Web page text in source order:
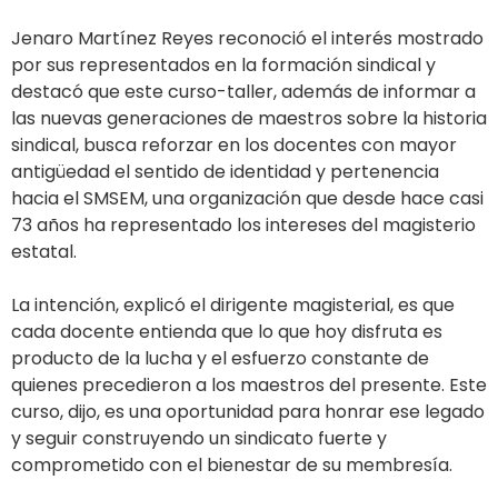
Jenaro Martínez Reyes reconoció el interés mostrado
por sus representados en la formación sindical y
destacó que este curso-taller, además de informar a
las nuevas generaciones de maestros sobre la historia
sindical, busca reforzar en los docentes con mayor
antigüedad el sentido de identidad y pertenencia
hacia el SMSEM, una organización que desde hace casi
73 años ha representado los intereses del magisterio
estatal.
La intención, explicó el dirigente magisterial, es que
cada docente entienda que lo que hoy disfruta es
producto de la lucha y el esfuerzo constante de
quienes precedieron a los maestros del presente. Este
curso, dijo, es una oportunidad para honrar ese legado
y seguir construyendo un sindicato fuerte y
comprometido con el bienestar de su membresía.